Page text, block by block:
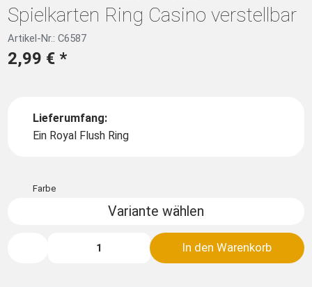
Spielkarten Ring Casino verstellbar
Artikel-Nr.: C6587
2,99 € *
Lieferumfang:
Ein Royal Flush Ring
Farbe
Variante wählen
In den Warenkorb